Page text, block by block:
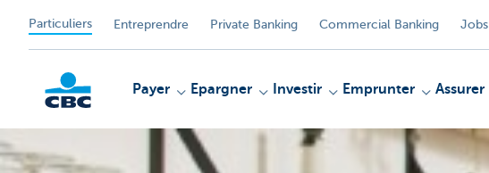
Particuliers Entreprendre Private Banking Commercial Banking Jobs
Payer Epargner Investir Emprunter Assurer